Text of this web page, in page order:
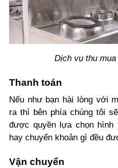
Dịch vụ thu
Thanh toán
Nếu như bạn hài lòng với
ra thì bên phía chúng tôi
được quyền lựa chọn hình
hay chuyển khoản gì đều
Vận chuyển